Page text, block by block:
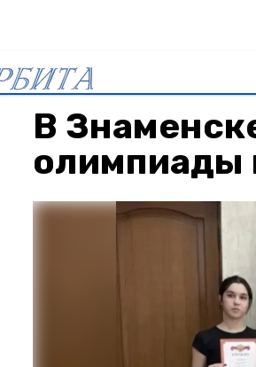
В
олимпиады